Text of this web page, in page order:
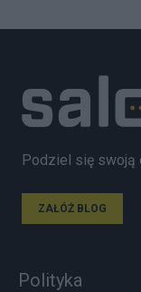
Podziel się swoją
ZAŁÓŻ BLOG
Polityka